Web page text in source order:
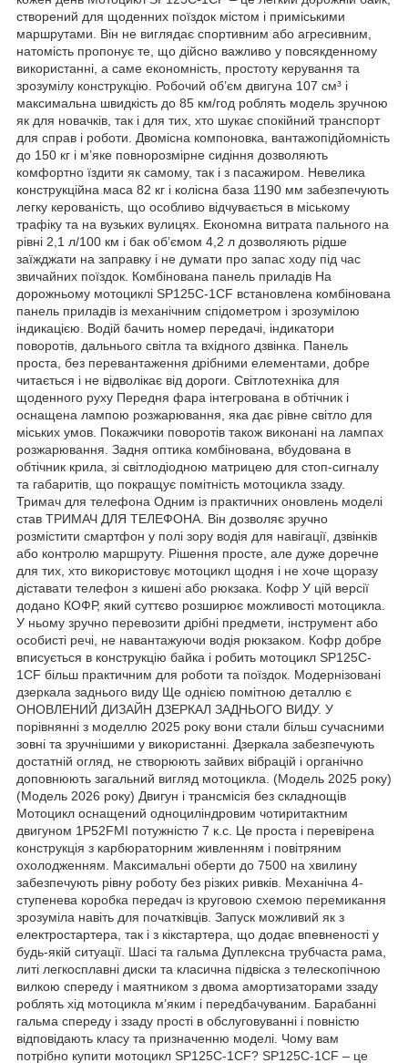
створений для щоденних поїздок містом і приміськими
маршрутами. Він не виглядає спортивним або агресивним,
натомість пропонує те, що дійсно важливо у повсякденному
використанні, а саме економність, простоту керування та
зрозумілу конструкцію. Робочий об’єм двигуна 107 см³ і
максимальна швидкість до 85 км/год роблять модель зручною
як для новачків, так і для тих, хто шукає спокійний транспорт
для справ і роботи. Двомісна компоновка, вантажопідйомність
до 150 кг і м’яке повнорозмірне сидіння дозволяють
комфортно їздити як самому, так і з пасажиром. Невелика
конструкційна маса 82 кг і колісна база 1190 мм забезпечують
легку керованість, що особливо відчувається в міському
трафіку та на вузьких вулицях. Економна витрата пального на
рівні 2,1 л/100 км і бак об’ємом 4,2 л дозволяють рідше
заїжджати на заправку і не думати про запас ходу під час
звичайних поїздок. Комбінована панель приладів На
дорожньому мотоциклі SP125C-1CF встановлена комбінована
панель приладів із механічним спідометром і зрозумілою
індикацією. Водій бачить номер передачі, індикатори
поворотів, дальнього світла та вхідного дзвінка. Панель
проста, без перевантаження дрібними елементами, добре
читається і не відволікає від дороги. Світлотехніка для
щоденного руху Передня фара інтегрована в обтічник і
оснащена лампою розжарювання, яка дає рівне світло для
міських умов. Покажчики поворотів також виконані на лампах
розжарювання. Задня оптика комбінована, вбудована в
обтічник крила, зі світлодіодною матрицею для стоп-сигналу
та габаритів, що покращує помітність мотоцикла ззаду.
Тримач для телефона Одним із практичних оновлень моделі
став ТРИМАЧ ДЛЯ ТЕЛЕФОНА. Він дозволяє зручно
розмістити смартфон у полі зору водія для навігації, дзвінків
або контролю маршруту. Рішення просте, але дуже доречне
для тих, хто використовує мотоцикл щодня і не хоче щоразу
діставати телефон з кишені або рюкзака. Кофр У цій версії
додано КОФР, який суттєво розширює можливості мотоцикла.
У ньому зручно перевозити дрібні предмети, інструмент або
особисті речі, не навантажуючи водія рюкзаком. Кофр добре
вписується в конструкцію байка і робить мотоцикл SP125C-
1CF більш практичним для роботи та поїздок. Модернізовані
дзеркала заднього виду Ще однією помітною деталлю є
ОНОВЛЕНИЙ ДИЗАЙН ДЗЕРКАЛ ЗАДНЬОГО ВИДУ. У
порівнянні з моделлю 2025 року вони стали більш сучасними
зовні та зручнішими у використанні. Дзеркала забезпечують
достатній огляд, не створюють зайвих вібрацій і органічно
доповнюють загальний вигляд мотоцикла. (Модель 2025 року)
(Модель 2026 року) Двигун і трансмісія без складнощів
Мотоцикл оснащений одноциліндровим чотиритактним
двигуном 1P52FMI потужністю 7 к.с. Це проста і перевірена
конструкція з карбюраторним живленням і повітряним
охолодженням. Максимальні оберти до 7500 на хвилину
забезпечують рівну роботу без різких ривків. Механічна 4-
ступенева коробка передач із круговою схемою перемикання
зрозуміла навіть для початківців. Запуск можливий як з
електростартера, так і з кікстартера, що додає впевненості у
будь-якій ситуації. Шасі та гальма Дуплексна трубчаста рама,
литі легкосплавні диски та класична підвіска з телескопічною
вилкою спереду і маятником з двома амортизаторами ззаду
роблять хід мотоцикла м’яким і передбачуваним. Барабанні
гальма спереду і ззаду прості в обслуговуванні і повністю
відповідають класу та призначенню моделі. Чому вам
потрібно купити мотоцикл SP125C-1CF? SP125C-1CF – це